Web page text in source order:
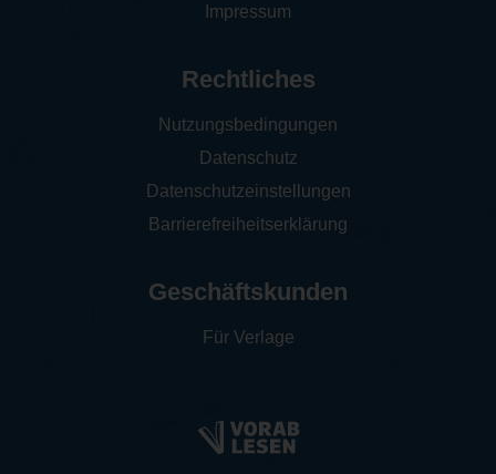
Impressum
Rechtliches
Nutzungsbedingungen
Datenschutz
Datenschutzeinstellungen
Barrierefreiheitserklärung
Geschäftskunden
Für Verlage